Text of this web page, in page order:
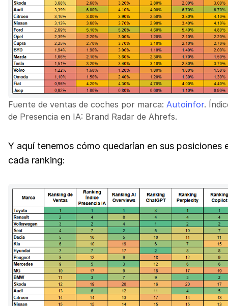
Fuente de ventas de coches por marca: Autoinfor.
de Presencia en IA: Brand Radar de Ahrefs.
Y aquí tenemos cómo quedarían en sus posiciones
cada ranking: